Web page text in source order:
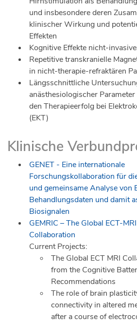
und insbesondere deren
klinischer Wirkung und
Effekten
Kognitive Effekte nicht-
Repetitive transkranielle
in nicht-therapie-refraktären
Längsschnittliche
anästhesiologischer
den Therapieerfolg bei
(EKT)
Klinische
GENET - Eine internationale
Forschungskollaboration für
und gemeinsame Analyse von
Behandlungsdaten und damit
Biosignalen
GEMRIC – The Global ECT-
Collaboration
Current Projects:
The Global ECT MRI
from the Cognitive
Recommendations
The role of brain
connectivity in altered
after a course of